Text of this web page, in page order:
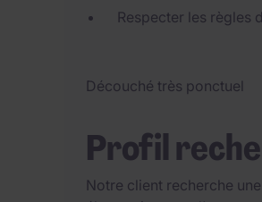
Respecter les règles
Découché très ponctuel
Profil
Notre client recherche